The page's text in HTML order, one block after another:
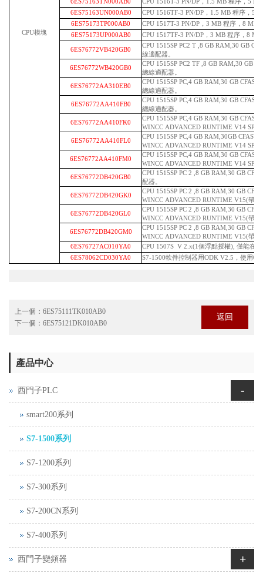
CPU模塊
6ES75163TN000AB0
CPU 1516T-3 PN/DP，1.5 MB 程序，5
6ES75163UN000AB0
CPU 1516TF-3 PN/DP，1.5 MB 程序，5
6ES75173TP000AB0
CPU 1517T-3 PN/DP，3 MB 程序，8 MB
6ES75173UP000AB0
CPU 1517TF-3 PN/DP，3 MB 程序，8
6ES76772VB420GB0
CPU 1515SP PC2 T ,8 GB RAM,30 GB
線適配器。
6ES76772WB420GB0
CPU 1515SP PC2 TF ,8 GB RAM,30 GB
總線適配器。
6ES76772AA310EB0
CPU 1515SP PC,4 GB RAM,30 GB
總線適配器。
6ES76772AA410FB0
CPU 1515SP PC,4 GB RAM,30 GB
總線適配器。
6ES76772AA410FK0
CPU 1515SP PC,4 GB RAM,30 GB
WINCC ADVANCED RUNTIME V14
6ES76772AA410FL0
CPU 1515SP PC,4 GB RAM,30GB
WINCC ADVANCED RUNTIME V14
6ES76772AA410FM0
CPU 1515SP PC,4 GB RAM,30 GB
WINCC ADVANCED RUNTIME V14
6ES76772DB420GB0
CPU 1515SP PC 2 ,8 GB RAM,30 GB
配器。
6ES76772DB420GK0
CPU 1515SP PC 2 ,8 GB RAM,30 GB
WINCC ADVANCED RUNTIME V15(帶
6ES76772DB420GL0
CPU 1515SP PC 2 ,8 GB RAM,30 GB
WINCC ADVANCED RUNTIME V15(帶
6ES76772DB420GM0
CPU 1515SP PC 2 ,8 GB RAM,30 GB
WINCC ADVANCED RUNTIME V15(帶
6ES76727AC010YA0
CPU 1507S V 2.x(1個浮點授權), 僅能在
6ES78062CD030YA0
S7-1500軟件控制器用ODK V2.5，使用C/
上一個： 6ES75111TK010AB0
下一個： 6ES75121DK010AB0
返回
產品中心
西門子PLC -
smart200系列
S7-1500系列
S7-1200系列
S7-300系列
S7-200CN系列
S7-400系列
西門子變頻器 +